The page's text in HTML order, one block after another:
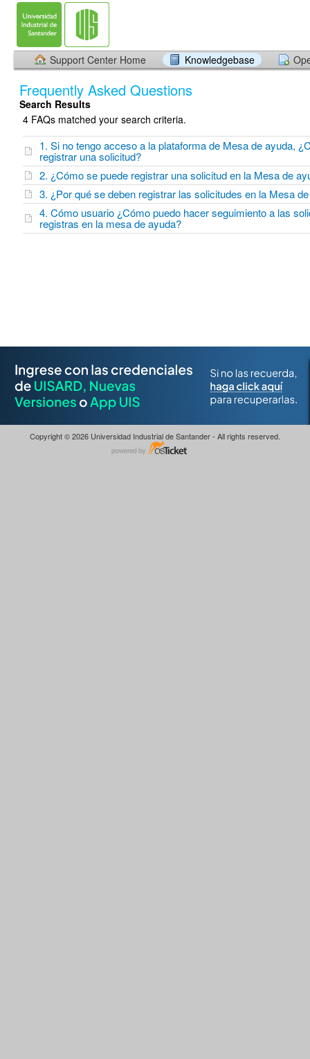
Support Center Home Knowledgebase
Frequently Asked Questions
Search Results
4 FAQs matched your search criteria.
1. Si no tengo acceso a la plataforma de Mesa de ayuda,
registrar una solicitud?
2. ¿Cómo se puede registrar una solicitud en la Mesa de
3. ¿Por qué se deben registrar las solicitudes en la Mesa
4. Cómo usuario ¿Cómo puedo hacer seguimiento a las
registras en la mesa de ayuda?
Copyright © 2026 Universidad Industrial de Santander - All rights reserved.